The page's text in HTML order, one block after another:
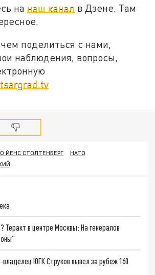
на наш канал в Дзене. Там
поделиться с нами,
наблюдения, вопросы,
ЙЕНС СТОЛТЕНБЕРГ
НАТО
в центре Москвы: На генералов
владелец ЮГК Струков вывел за рубеж 160